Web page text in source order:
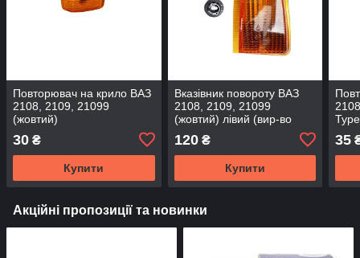
Повторювач на крило ВАЗ
2108, 2109, 21099
(жовтий)
30 ₴
Купити
Вказівник повороту ВАЗ
2108, 2109, 21099
(жовтий) лівий (вир-во
120₴
Купити
35
Акційні пропозиції та новинки